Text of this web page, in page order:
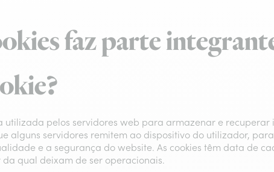
faz parte
utilizada pelos servidores web para armazenar e
alguns servidores remitem ao dispositivo do utilizador,
e a segurança do website. As cookies têm data de
qual deixam de ser operacionais.